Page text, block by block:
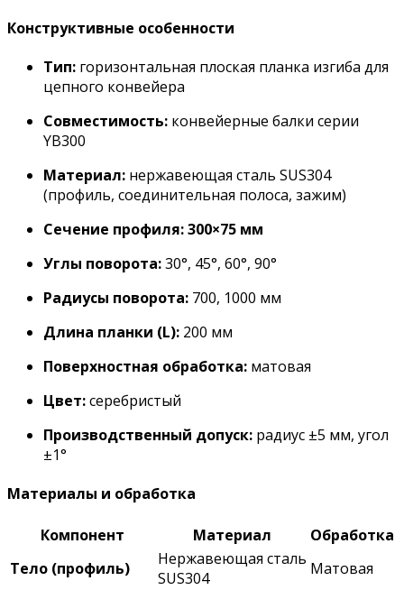
Конструктивные особенности
Тип: горизонтальная плоская планка изгиба для
цепного конвейера
Совместимость: конвейерные балки серии
YB300
Материал: нержавеющая сталь SUS304
(профиль, соединительная полоса, зажим)
Сечение профиля:300×75 мм
Углы поворота:30°, 45°, 60°, 90°
Радиусы поворота: 700, 1000 мм
Длина планки (L): 200 мм
Поверхностная обработка: матовая
Цвет:серебристый
Производственный допуск: радиус ±5 мм, угол
±1°
Материалы и обработка
Компонент Материал
Обработка
Тело (профиль)
Нержавеющая сталь
SUS304
Матовая